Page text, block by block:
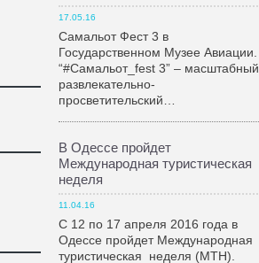
17.05.16
Самальот Фест 3 в
Государственном Музее Авиации.
“#Самальот_fest 3” – масштабный
развлекательно-
просветительский…
В Одессе пройдет
Международная туристическая
неделя
11.04.16
С 12 по 17 апреля 2016 года в
Одессе пройдет Международная
туристическая неделя (МТН).